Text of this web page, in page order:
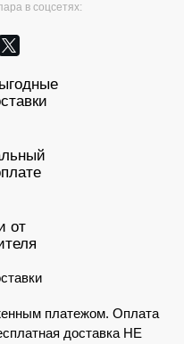
в соцсетях:
от
платежом. Оплата
доставка НЕ